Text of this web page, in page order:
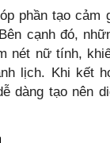
phần tạo cảm
cạnh đó,
nét nữ tính,
lịch. Khi kết
dàng tạo nên